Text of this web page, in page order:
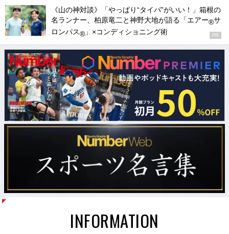
《山の神対談》「やっぱり“タイパ”がいい！」箱根の
名ランナー、柏原竜二と神野大地が語る「エアー®サ
ロンパス® 」×コンディショニング術 PR
INFORMATION